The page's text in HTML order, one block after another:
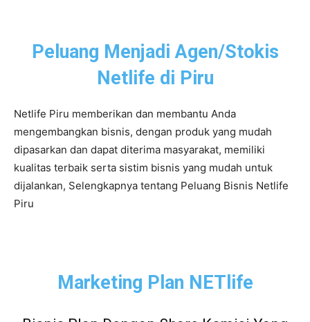
Peluang Menjadi Agen/Stokis
Netlife di Piru
Netlife Piru memberikan dan membantu Anda
mengembangkan bisnis, dengan produk yang mudah
dipasarkan dan dapat diterima masyarakat, memiliki
kualitas terbaik serta sistim bisnis yang mudah untuk
dijalankan, Selengkapnya tentang Peluang Bisnis Netlife
Piru
Marketing Plan NETlife